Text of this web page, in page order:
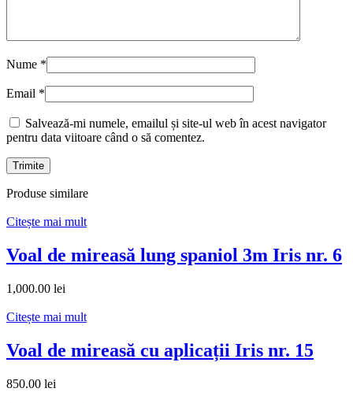
Nume *
Email *
Salvează-mi numele, emailul și site-ul web în acest navigator
pentru data viitoare când o să comentez.
Produse similare
Citește mai mult
Voal de mireasă lung spaniol 3m Iris nr. 6
1,000.00 lei
Citește mai mult
Voal de mireasă cu aplicații Iris nr. 15
850.00 lei